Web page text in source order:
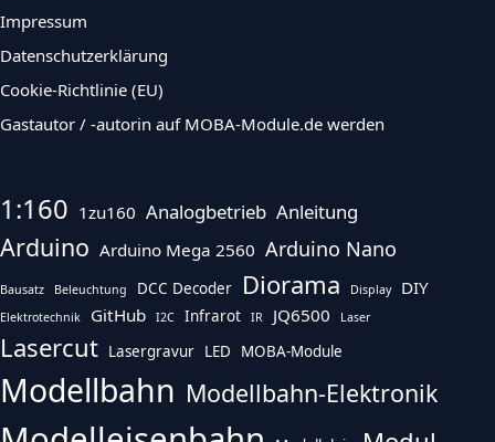
Impressum
Datenschutzerklärung
Cookie-Richtlinie (EU)
Gastautor / -autorin auf MOBA-Module.de werden
1:160 1zu160 Analogbetrieb Anleitung
Arduino Arduino Mega 2560 Arduino Nano
Bausatz Beleuchtung DCC Decoder Diorama Display DIY
Elektrotechnik GitHub I2C Infrarot IR JQ6500 Laser
Lasercut Lasergravur LED MOBA-Module
Modellbahn Modellbahn-Elektronik